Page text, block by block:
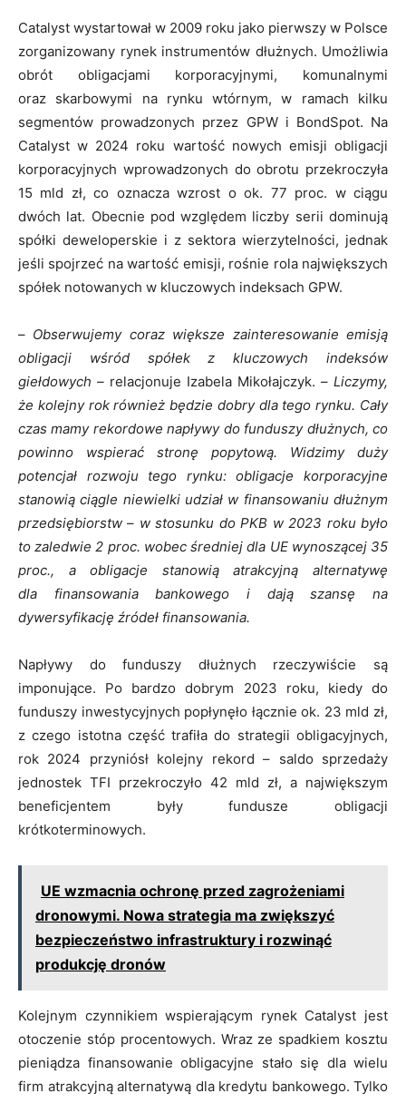
Catalyst wystartował w 2009 roku jako pierwszy w Polsce
zorganizowany rynek instrumentów dłużnych. Umożliwia
obrót obligacjami korporacyjnymi, komunalnymi
oraz skarbowymi na rynku wtórnym, w ramach kilku
segmentów prowadzonych przez GPW i BondSpot. Na
Catalyst w 2024 roku wartość nowych emisji obligacji
korporacyjnych wprowadzonych do obrotu przekroczyła
15 mld zł, co oznacza wzrost o ok. 77 proc. w ciągu
dwóch lat. Obecnie pod względem liczby serii dominują
spółki deweloperskie i z sektora wierzytelności, jednak
jeśli spojrzeć na wartość emisji, rośnie rola największych
spółek notowanych w kluczowych indeksach GPW.
– Obserwujemy coraz większe zainteresowanie emisją
obligacji wśród spółek z kluczowych indeksów
giełdowych – relacjonuje Izabela Mikołajczyk. – Liczymy,
że kolejny rok również będzie dobry dla tego rynku. Cały
czas mamy rekordowe napływy do funduszy dłużnych, co
powinno wspierać stronę popytową. Widzimy duży
potencjał rozwoju tego rynku: obligacje korporacyjne
stanowią ciągle niewielki udział w finansowaniu dłużnym
przedsiębiorstw– w stosunku do PKB w 2023 roku było
to zaledwie 2 proc. wobec średniej dla UE wynoszącej 35
proc., a obligacje stanowią atrakcyjną alternatywę
dla finansowania bankowego i dają szansę na
dywersyfikację źródeł finansowania.
Napływy do funduszy dłużnych rzeczywiście są
imponujące. Po bardzo dobrym 2023 roku, kiedy do
funduszy inwestycyjnych popłynęło łącznie ok. 23 mld zł,
z czego istotna część trafiła do strategii obligacyjnych,
rok 2024 przyniósł kolejny rekord – saldo sprzedaży
jednostek TFI przekroczyło 42 mld zł, a największym
beneficjentem były fundusze obligacji
krótkoterminowych.
UE wzmacnia ochronę przed zagrożeniami
dronowymi. Nowa strategia ma zwiększyć
bezpieczeństwo infrastruktury i rozwinąć
produkcję dronów
Kolejnym czynnikiem wspierającym rynek Catalyst jest
otoczenie stóp procentowych. Wraz ze spadkiem kosztu
pieniądza finansowanie obligacyjne stało się dla wielu
firm atrakcyjną alternatywą dla kredytu bankowego. Tylko